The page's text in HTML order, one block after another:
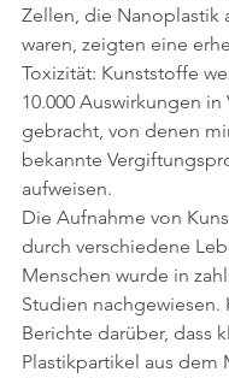
Zellen, die Nanoplastik
waren, zeigten eine
Toxizität: Kunststoffe
10.000 Auswirkungen
gebracht, von denen
bekannte
aufweisen.
Die Aufnahme von
durch verschiedene
Menschen wurde in
Studien nachgewiesen.
Berichte darüber, dass
Plastikpartikel aus dem